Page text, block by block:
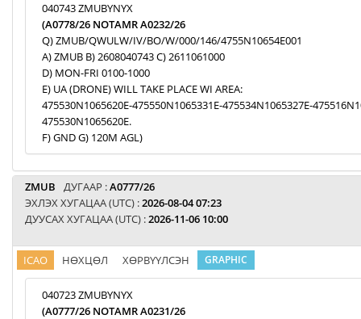
040743 ZMUBYNYX
(A0778/26 NOTAMR A0232/26
Q) ZMUB/QWULW/IV/BO/W/000/146/4755N10654E001
A) ZMUB B) 2608040743 C) 2611061000
D) MON-FRI 0100-1000
E) UA (DRONE) WILL TAKE PLACE WI AREA:
475530N1065620E-475550N1065331E-475534N1065327E-
475530N1065620E.
F) GND G) 120M AGL)
ZMUB ДУГААР :A0777/26
ЭХЛЭХ ХУГАЦАА (UTC) :2026-08-04 07:23
ДУУСАХ ХУГАЦАА (UTC) :2026-11-06 10:00
ICAO НӨХЦӨЛ ХӨРВҮҮЛСЭН GRAPHIC
040723 ZMUBYNYX
(A0777/26 NOTAMR A0231/26